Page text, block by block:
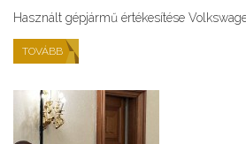
Használt gépjármű értékesítése
TOVÁBB